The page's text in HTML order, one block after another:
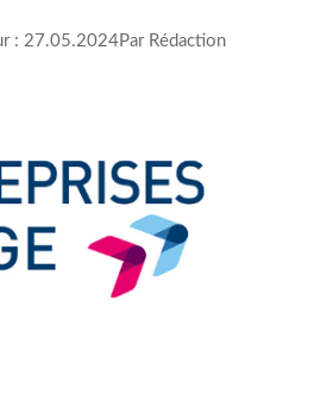
: 27.05.2024Par Rédaction